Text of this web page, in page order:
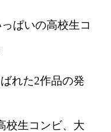
ぱいの高校生コ
れた2作品の発
生コンビ、 大